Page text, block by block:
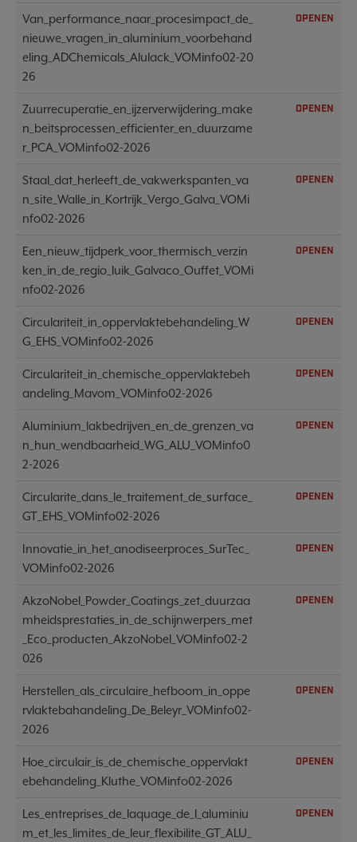
Van_performance_naar_procesimpact_de_
nieuwe_vragen_in_aluminium_voorbehand
eling_ADChemicals_Alulack_VOMinfo02-20
26
OPENEN
Zuurrecuperatie_en_ijzerverwijdering_make
n_beitsprocessen_efficienter_en_duurzame
r_PCA_VOMinfo02-2026
OPENEN
Staal_dat_herleeft_de_vakwerkspanten_va
n_site_Walle_in_Kortrijk_Vergo_Galva_VOMi
nfo02-2026
OPENEN
Een_nieuw_tijdperk_voor_thermisch_verzin
ken_in_de_regio_luik_Galvaco_Ouffet_VOMi
nfo02-2026
OPENEN
Circulariteit_in_oppervlaktebehandeling_W
G_EHS_VOMinfo02-2026
OPENEN
Circulariteit_in_chemische_oppervlaktebeh
andeling_Mavom_VOMinfo02-2026
OPENEN
Aluminium_lakbedrijven_en_de_grenzen_va
n_hun_wendbaarheid_WG_ALU_VOMinfo0
2-2026
OPENEN
Circularite_dans_le_traitement_de_surface_
GT_EHS_VOMinfo02-2026
OPENEN
Innovatie_in_het_anodiseerproces_SurTec_
VOMinfo02-2026
OPENEN
AkzoNobel_Powder_Coatings_zet_duurzaa
mheidsprestaties_in_de_schijnwerpers_met
_Eco_producten_AkzoNobel_VOMinfo02-2
026
OPENEN
Herstellen_als_circulaire_hefboom_in_oppe
rvlaktebahandeling_De_Beleyr_VOMinfo02-
2026
OPENEN
Hoe_circulair_is_de_chemische_oppervlakt
ebehandeling_Kluthe_VOMinfo02-2026
OPENEN
Les_entreprises_de_laquage_de_l_aluminiu
m_et_les_limites_de_leur_flexibilite_GT_ALU_
OPENEN